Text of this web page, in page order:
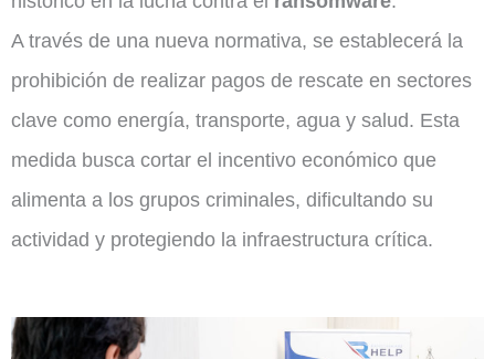
A través de una nueva normativa, se establecerá la
prohibición de realizar pagos de rescate en sectores
clave como energía, transporte, agua y salud. Esta
medida busca cortar el incentivo económico que
alimenta a los grupos criminales, dificultando su
actividad y protegiendo la infraestructura crítica.